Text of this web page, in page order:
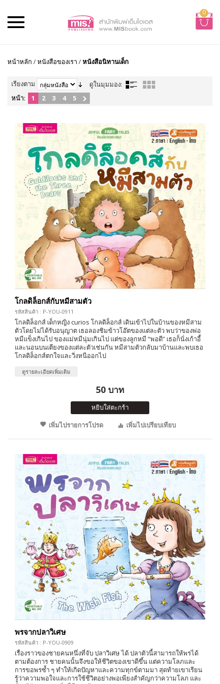
0
หน้าหลัก /หนังสือของเรา /หนังสือนิทานเด็ก
เรียงตาม
ดูในมุมมอง:
หน้า:
1 2 3 4 5
โกลดิล็อกส์กับหมีสามตัว
รหัสสินค้า : P-YOU-0911
โกลดิล็อกส์ เด็กหญิง curios โกลดิล็อกส์ เดินเข้าไปในบ้านของหมีสาม
ตัวโดยไม่ได้รับอนุญาต เธอลองชิมข้าวโอ๊ตของแต่ละตัว พบว่าของพ่อ
หมีแข็งเกินไป ของแม่หมีนุ่มเกินไป แต่ของลูกหมี “พอดี” เธอก็นั่งเก้าอี้
และนอนบนเตียงของแต่ละตัวเช่นกัน หมีสามตัวกลับมาบ้านและพบเธอ
โกลดิล็อกส์ตกใจและวิ่งหนีออกไป
ดูรายละเอียดเพิ่มเติม
50 บาท
หยิบใส่ตะกร้า
เพิ่มไปรายการโปรด
เพิ่มไปเปรียบเทียบ
พรจากปลาวิเศษ
รหัสสินค้า : P-YOU-0909
เรื่องราวของชายคนหนึ่งที่จับ ปลาวิเศษ ได้ ปลาตัวนี้สามารถให้พรได้
ตามต้องการ ชายคนนั้นจึงขอให้ชีวิตของเขาดีขึ้น แต่ความโลภและ
การขอพรซ้ำ ๆ ทำให้เกิดปัญหาและความทุกข์ตามมา สุดท้ายเขาเรียน
รู้ว่าความพอใจและการใช้ชีวิตอย่างพอเพียงสำคัญกว่าความโลภ และ